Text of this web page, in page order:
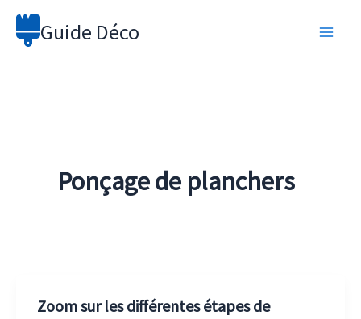
Aller
Guide Déco
Ponçage de planchers
Zoom sur les différentes étapes de